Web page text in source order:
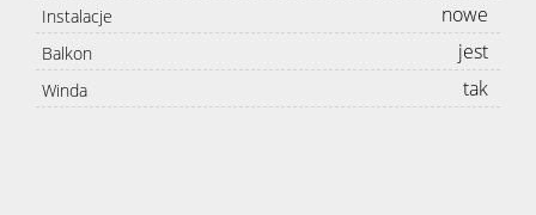
Instalacje nowe
Balkon jest
Winda tak